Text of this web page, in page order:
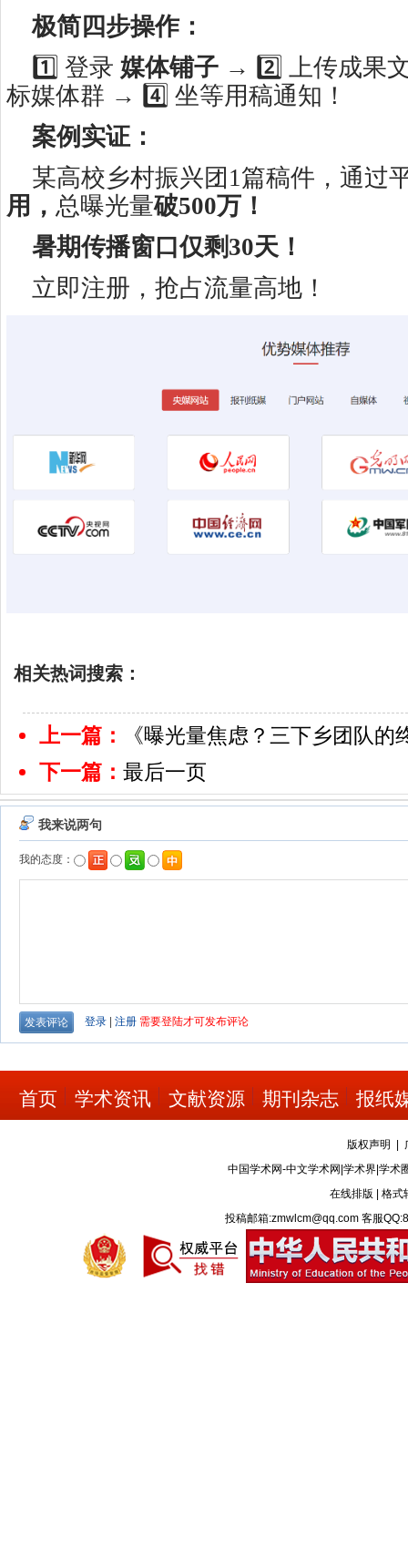
极简四步操作：
1️⃣ 登录 媒体铺子 → 2️⃣ 上传成果
标媒体群 → 4️⃣ 坐等用稿通知！
案例实证：
某高校乡村振兴团1篇稿件，通过
用， 总曝光量破500万！
暑期传播窗口仅剩30天！
立即注册，抢占流量高地！
相关热词搜索：
上一篇：
《曝光量焦虑？三下乡团队的
下一篇： 最后一页
首页 学术资讯 文献资源 期刊杂志 报纸
版权声明 |
中国学术网-中文学术网|学术界|学术
在线排版 | 格式
投稿邮箱:zmwlcm@qq.com 客服